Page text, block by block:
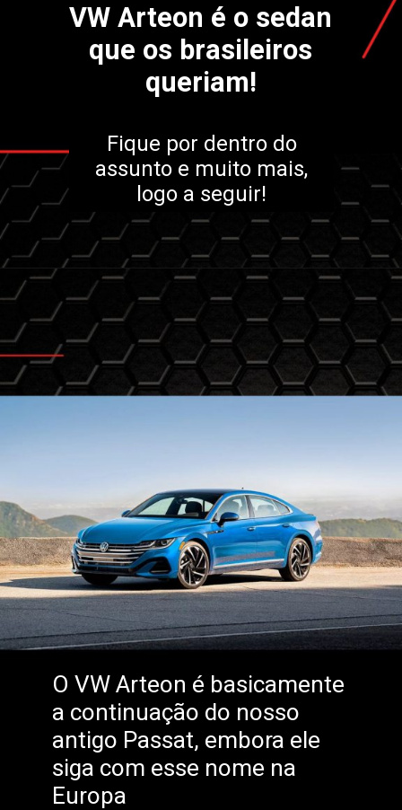
VW Arteon é o sedan
que os brasileiros
queriam!
Fique por dentro do
assunto e muito mais,
logo a seguir!
O VW Arteon é basicamente
a continuação do nosso
antigo Passat, embora ele
siga com esse nome na
Europa